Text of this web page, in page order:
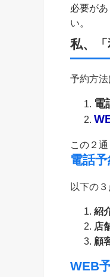
必要が
い。
私、
予約方法
電
この２通
電話
以下の
紹
店
顧
WEB